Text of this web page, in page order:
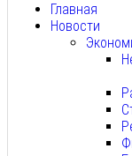
Главная
Новости